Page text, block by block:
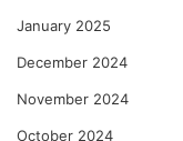
January 2025
December 2024
November 2024
October 2024